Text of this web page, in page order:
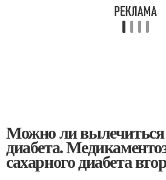
Можно ли вылечиться
диабета.
сахарного диабета